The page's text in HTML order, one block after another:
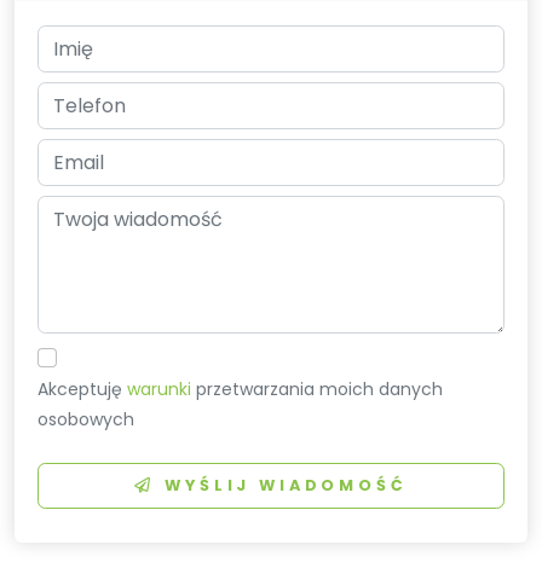
Akceptujęwarunki przetwarzania moich danych
osobowych
WYŚLIJ WIADOMOŚĆ